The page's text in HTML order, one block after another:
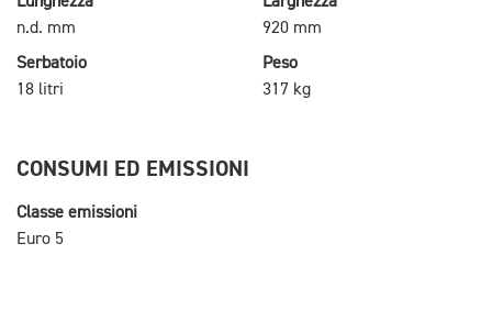
n.d. mm
920 mm
Serbatoio
18 litri
Peso
317 kg
CONSUMI ED EMISSIONI
Classe emissioni
Euro 5